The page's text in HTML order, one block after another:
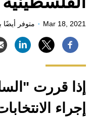
Mar 18, 2021
⸱ متوفر أيضًا
إذا قررت
إجراء